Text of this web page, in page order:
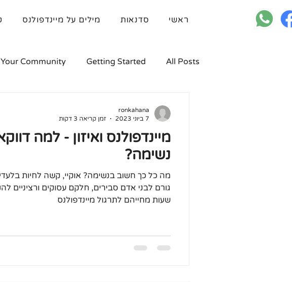
ראשי סדנאות מילים על מיינדפולנס
All Posts
Getting Started
Your Community
מיינדפולנס ואיזון - למה
נשימה?
גורם לבני אדם סבירים, חלקם עסוקים ורציניים
שעות מחייהם לתרגול מיינדפולנס
ronkahana
7 ביוני 2023
זמן קריאה 3 דקות